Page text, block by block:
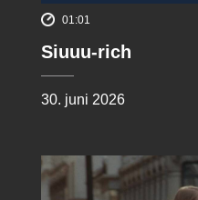
01:01
Siuuu-rich
30. juni 2026